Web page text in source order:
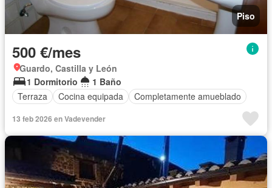
Piso
500 €/mes
Guardo, Castilla y León
1 Dormitorio
1 Baño
Terraza
Cocina equipada Completamente amueblado
13 feb 2026 en Vadevender